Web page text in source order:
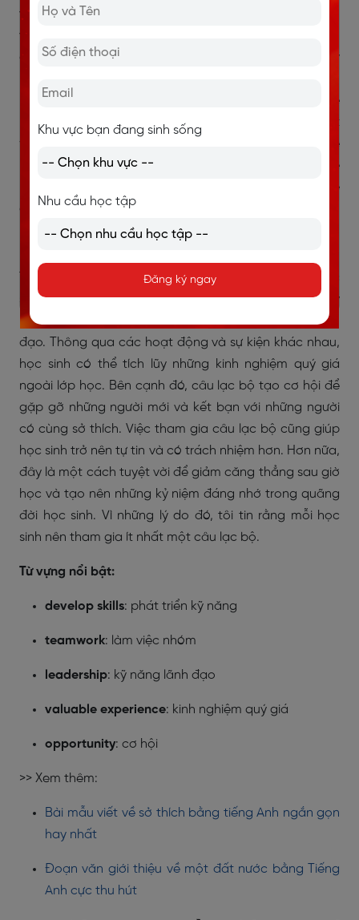
various activities and events, students can gain
valuable experience outside the classroom. In
addition, clubs provide opportunities to meet new
Participating in a club also helps students become
more confident and responsible. Moreover, it is a great
way to reduce stress after studying and create
memorable experiences during school years. For these
reasons, I believe every student should join at least one
club.
Dịch nghĩa:
Tham gia câu lạc bộ mang lại nhiều lợi ích cho học
sinh. Trước hết, nó giúp các em phát triển những kỹ
năng quan trọng như giao tiếp, làm việc nhóm và lãnh
đạo. Thông qua các hoạt động và sự kiện khác nhau,
học sinh có thể tích lũy những kinh nghiệm quý giá
ngoài lớp học. Bên cạnh đó, câu lạc bộ tạo cơ hội để
gặp gỡ những người mới và kết bạn với những người
có cùng sở thích. Việc tham gia câu lạc bộ cũng giúp
học sinh trở nên tự tin và có trách nhiệm hơn. Hơn nữa,
đây là một cách tuyệt vời để giảm căng thẳng sau giờ
học và tạo nên những kỷ niệm đáng nhớ trong quãng
đời học sinh. Vì những lý do đó, tôi tin rằng mỗi học
sinh nên tham gia ít nhất một câu lạc bộ.
Từ vựng nổi bật:
develop skills: phát triển kỹ năng
teamwork: làm việc nhóm
leadership: kỹ năng lãnh đạo
valuable experience: kinh nghiệm quý giá
opportunity: cơ hội
>> Xem thêm:
Bài mẫu viết về sở thích bằng tiếng Anh ngắn gọn
hay nhất
Đoạn văn giới thiệu về một đất nước bằng Tiếng
Anh cực thu hút
Khu vực bạn đang sinh sống
Nhu cầu học tập
Đăng ký ngay